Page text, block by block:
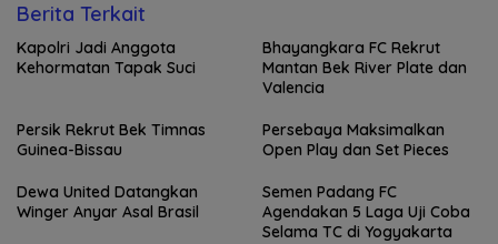
Berita Terkait
Kapolri Jadi Anggota
Kehormatan Tapak Suci
Bhayangkara FC Rekrut
Mantan Bek River Plate dan
Valencia
Persik Rekrut Bek Timnas
Guinea-Bissau
Persebaya Maksimalkan
Open Play dan Set Pieces
Dewa United Datangkan
Winger Anyar Asal Brasil
Semen Padang FC
Agendakan 5 Laga Uji Coba
Selama TC di Yogyakarta